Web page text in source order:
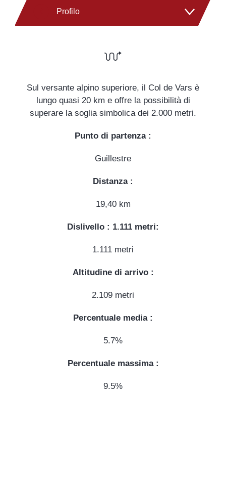
Profilo
Sul versante alpino superiore, il Col de Vars è
lungo quasi 20 km e offre la possibilità di
superare la soglia simbolica dei 2.000 metri.
Punto di partenza :
Guillestre
Distanza :
19,40 km
Dislivello : 1.111 metri:
1.111 metri
Altitudine di arrivo :
2.109 metri
Percentuale media :
5.7%
Percentuale massima :
9.5%